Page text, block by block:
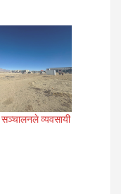
सञ्चालनले व्यवसायी